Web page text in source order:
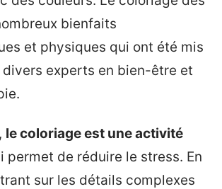
bienfaits
et physiques qui ont été mis
divers experts en bien-être et
le coloriage est une activité
permet de réduire le stress. En
sur les détails complexes